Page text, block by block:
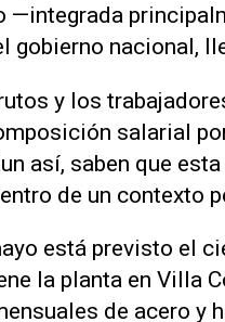
—integrada
gobierno nacional,
y los
salarial
así, saben que
de un contexto
está previsto el
la planta en Villa
de acero y